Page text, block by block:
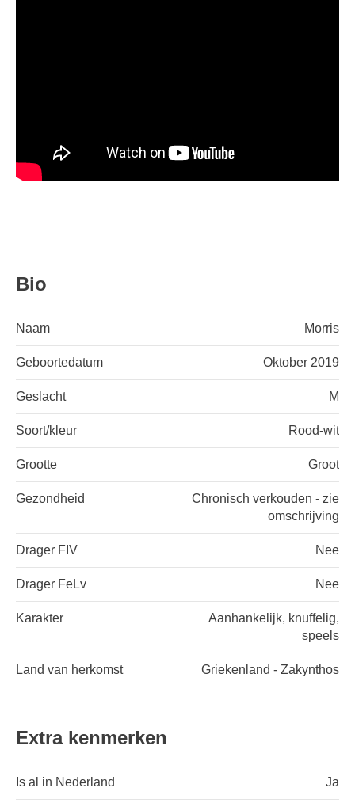
Bio
Naam Morris
Geboortedatum Oktober 2019
Geslacht M
Soort/kleur Rood-wit
Grootte Groot
Gezondheid
Chronisch verkouden - zie
omschrijving
Drager FIV Nee
Drager FeLv Nee
Karakter
Aanhankelijk, knuffelig,
speels
Land van herkomst Griekenland - Zakynthos
Extra kenmerken
Is al in Nederland Ja